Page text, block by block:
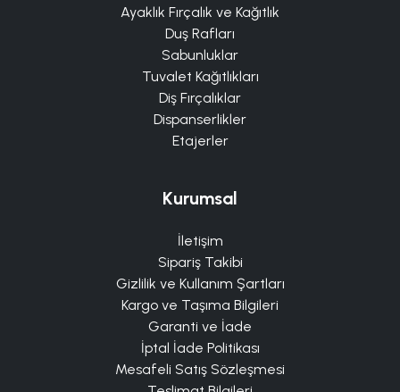
Ayaklık Fırçalık ve Kağıtlık
Duş Rafları
Sabunluklar
Tuvalet Kağıtlıkları
Diş Fırçalıklar
Dispanserlikler
Etajerler
Kurumsal
İletişim
Sipariş Takibi
Gizlilik ve Kullanım Şartları
Kargo ve Taşıma Bilgileri
Garanti ve İade
İptal İade Politikası
Mesafeli Satış Sözleşmesi